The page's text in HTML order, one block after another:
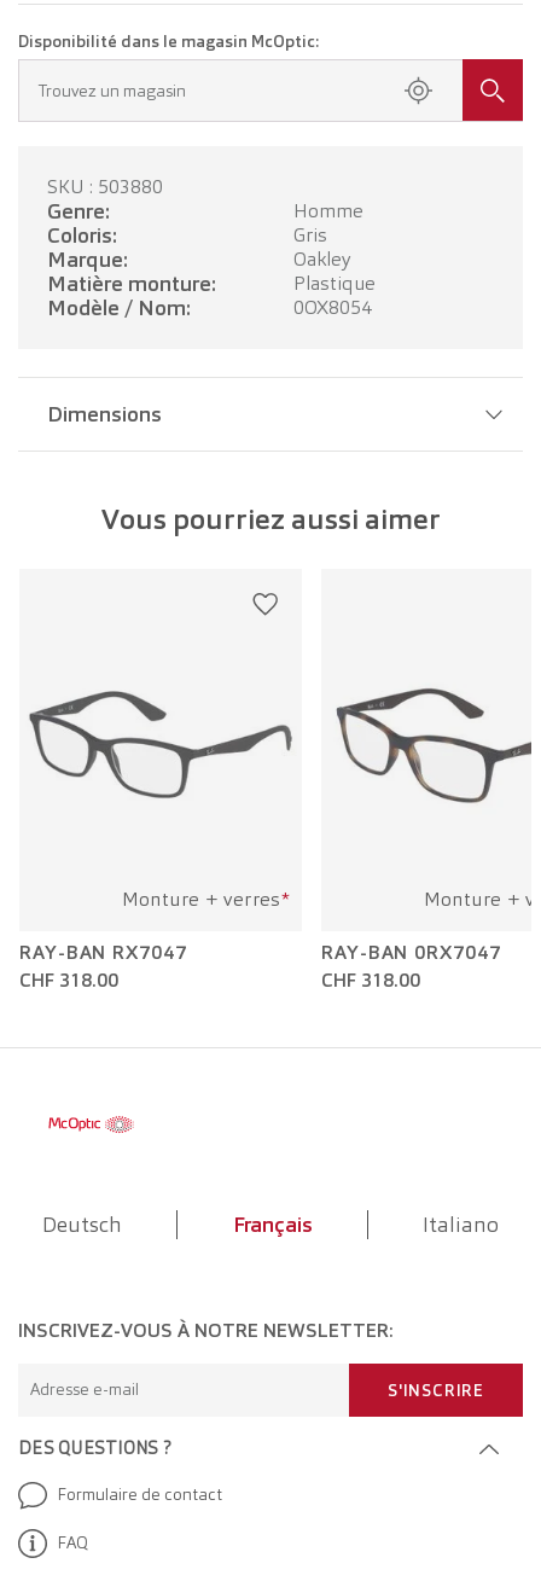
Disponibilité dans le magasin McOptic:
Trouvez un magasin
SKU : 503880
Genre: Homme
Coloris: Gris
Marque: Oakley
Matière monture: Plastique
Modèle / Nom: 0OX8054
Dimensions
Largeur verre: 53 mm
Vous pourriez aussi aimer
Monture + verres*
RAY-BAN RX7047
CHF 318.00
Monture +
RAY-BAN 0RX7047
CHF 318.00
Deutsch Français Italiano
DES QUESTIONS ?
Formulaire de contact
FAQ
INSCRIVEZ-VOUS À NOTRE NEWSLETTER:
Adresse e-mail S'INSCRIRE